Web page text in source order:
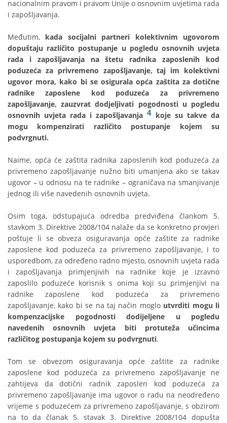
nacionalnim pravom i pravom Unije o osnovnim uvjetima rada
i zapošljavanja.
Međutim, kada socijalni partneri kolektivnim ugovorom
dopuštaju različito postupanje u pogledu osnovnih uvjeta
rada i zapošljavanja na štetu radnika zaposlenih kod
poduzeća za privremeno zapošljavanje, taj im kolektivni
ugovor mora, kako bi se osigurala opća zaštita za dotične
radnike zaposlene kod poduzeća za privremeno
zapošljavanje, zauzvrat dodjeljivati pogodnosti u pogledu
osnovnih uvjeta rada i zapošljavanja 4 koje su takve da
mogu kompenzirati različito postupanje kojem su
podvrgnuti.
Naime, opća će zaštita radnika zaposlenih kod poduzeća za
privremeno zapošljavanje nužno biti umanjena ako se takav
ugovor – u odnosu na te radnike – ograničava na smanjivanje
jednog ili više navedenih osnovnih uvjeta.
Osim toga, odstupajuća odredba predviđena člankom 5.
stavkom 3. Direktive 2008/104 nalaže da se konkretno provjeri
poštuje li se obveza osiguravanja opće zaštite za radnike
zaposlene kod poduzeća za privremeno zapošljavanje, i to
usporedbom, za određeno radno mjesto, osnovnih uvjeta rada
i zapošljavanja primjenjivih na radnike koje je izravno
zaposlilo poduzeće korisnik s onima koji su primjenjivi na
radnike zaposlene kod poduzeća za privremeno
zapošljavanje, kako bi se na taj način moglo utvrditi mogu li
kompenzacijske pogodnosti dodijeljene u pogledu
navedenih osnovnih uvjeta biti protuteža učincima
različitog postupanja kojem su podvrgnuti.
Tom se obvezom osiguravanja opće zaštite za radnike
zaposlene kod poduzeća za privremeno zapošljavanje ne
zahtijeva da dotični radnik zaposlen kod poduzeća za
privremeno zapošljavanje ima ugovor o radu na neodređeno
vrijeme s poduzećem za privremeno zapošljavanje, s obzirom
na to da članak 5. stavak 3. Direktive 2008/104 dopušta